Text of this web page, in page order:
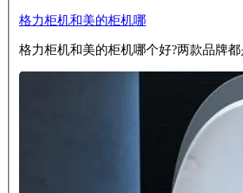
格力柜机和美的柜机哪
格力柜机和美的柜机哪个好?两款品牌